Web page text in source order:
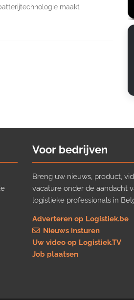
maakt
Voor bedrijven
Breng uw nieuws, product,
vacature onder de aandacht
logistieke professionals in
Adverteren op Logistiek.be
Nieuws insturen
Uw video op Logistiek.TV
Job plaatsen